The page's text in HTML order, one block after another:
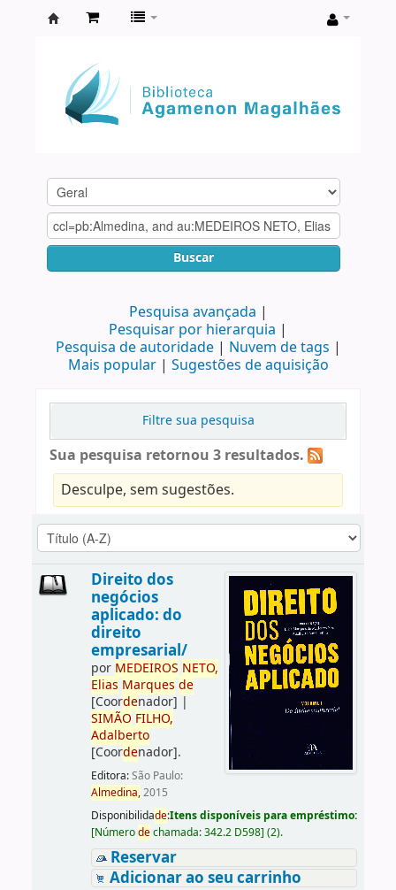
Agamenon
Magalhães
Buscar
Pesquisa avançada
Pesquisar por hierarquia
Pesquisa de autoridade
Nuvem de tags
Mais popular
Sugestões de aquisição
Filtre sua pesquisa
Sua pesquisa retornou 3 resultados.
Desculpe, sem sugestões.
Direito dos
negócios
aplicado: do
direito
empresarial/
por MEDEIROS NETO,
Elias Marques de
[Coordenador] |
SIMÃO FILHO,
Adalberto
[Coordenador].
Editora:São Paulo:
Almedina,2015
Disponibilidade:Itens disponíveis para empréstimo:
[Númerodechamada:342.2 D598] (2).
Reservar
Adicionar ao seu carrinho